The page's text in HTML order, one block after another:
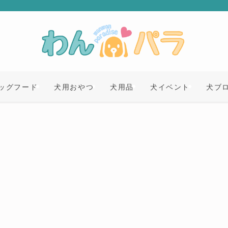
グフード 犬用おやつ 犬用品 犬イベント 犬ブ